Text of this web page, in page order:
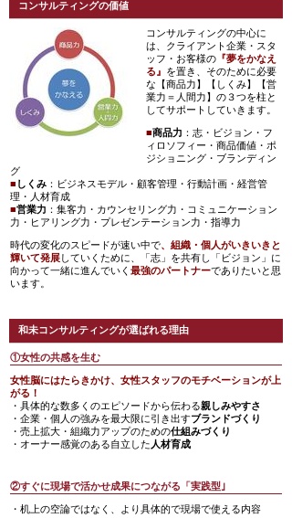
コンサルティングの価値
コンサルティングの中心に
は、クライアント企業・スタ
ッフ・お客様の 『夢をかなえ
る』 を置き、そのために必要
な【商品力】【しくみ】【営
業力＝人間力】の３つを柱と
してサポートしていきます。
■商品力 ：志・ビジョン・フ
ィロソフィー・商品価値・ポ
ジショニング・ブランディン
グ
■ しくみ ：ビジネスモデル・顧客管理・行動計画・経営管
理・人材育成
■営業力 ：集客力・カウンセリング力・コミュニケーション
力・ヒアリング力・プレゼンテーション力・指導力
時代の変化のスピードが速い中で、組織・個人がいきいきと
輝いて発展していくために、「志」を共有し「ビジョン」に
向かって一緒に進んでいく 最強のパートナーでありたいと思
います。
和未コンサルティングが選ばれる理由
①女性の共感を生む
女性脳にはたらきかけ、女性スタッフのモチベーションが上
がる！
・具体的な数多くのエピソードから伝わる親しみやすさ
・企業・個人の強みを最大限に引き出すブランドづくり
・売上拡大・組織力アップのための仕組みづくり
・オーナー感覚のある自立した 人材育成
②すぐに現場で活かせ成果につながる「実践型｣
・机上の空論ではなく、より具体的で現場で使える内容